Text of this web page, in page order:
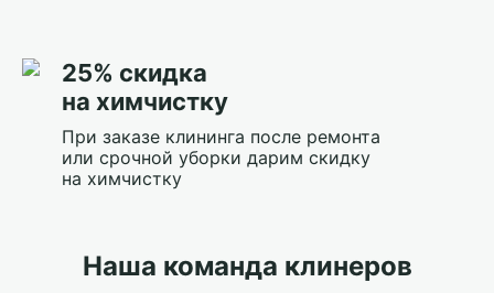
25% скидка
на химчистку
При заказе клининга после ремонта
или срочной уборки дарим скидку
на химчистку
Наша команда клинеров